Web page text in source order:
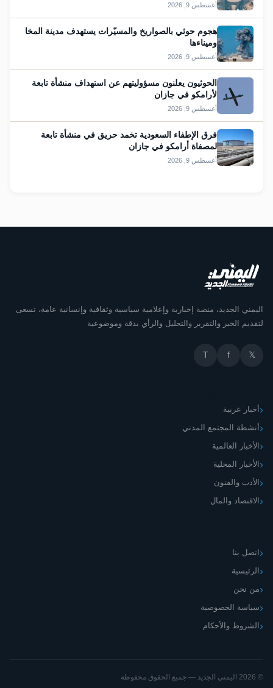
أغسطس 9, 2026
هجوم حوثي بالصواريخ والمسيّرات يستهدف مدينة المخا
وميناءها
أغسطس 9, 2026
الحوثيون يعلنون مسؤوليتهم عن استهداف منشأة تابعة
لأرامكو في جازان
أغسطس 9, 2026
فرق الإطفاء السعودية تخمد حريق في منشأة تابعة
لمصفاة أرامكو في جازان
أغسطس 9, 2026
اليمني الجديد، منصة إخبارية وإعلامية سياسية وثقافية وإنسانية عامة، تسعى
لتقديم الخبر والتقرير والتحليل والرأي بدقة وموضوعية
𝕏
f
T
أخبار عربية
أنشطة المجتمع المدني
الأخبار العالمية
الأخبار المحلية
الأدب والفنون
الاقتصاد والمال
اتصل بنا
الرئيسية
من نحن
سياسة الخصوصية
الشروط والأحكام
© 2026 اليمني الجديد — جميع الحقوق محفوظة